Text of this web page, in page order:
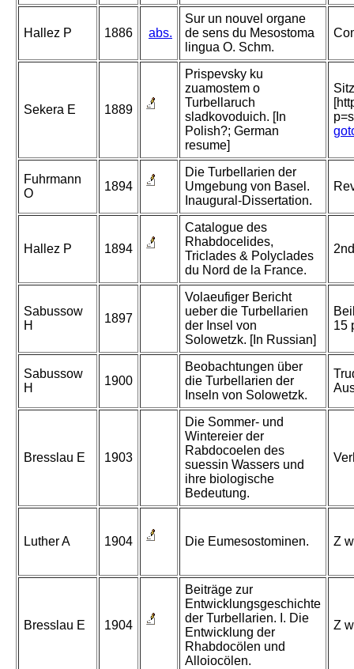
Hallez P 1886 abs.
Sur un nouvel organe
de sens du Mesostoma
lingua O. Schm.
Sekera E 1889
Prispevsky ku
zuamostem o
Turbellaruch
sladkovoduich. [In
Polish?; German
resume]
Fuhrmann
O
1894
Die Turbellarien der
Umgebung von Basel.
Inaugural-Dissertation.
Hallez P 1894
Catalogue des
Rhabdocelides,
Triclades & Polyclades
du Nord de la France.
Sabussow
H
1897
Volaeufiger Bericht
ueber die Turbellarien
der Insel von
Solowetzk. [In Russian]
15
Sabussow
H
1900
Beobachtungen über
die Turbellarien der
Inseln von Solowetzk.
Bresslau E 1903
Die Sommer- und
Wintereier der
Rabdocoelen des
suessin Wassers und
ihre biologische
Bedeutung.
Luther A 1904 Die Eumesostominen. Z
Bresslau E 1904
Beiträge zur
Entwicklungsgeschichte
der Turbellarien. I. Die
Entwicklung der
Rhabdocölen und
Alloiocölen.
Z